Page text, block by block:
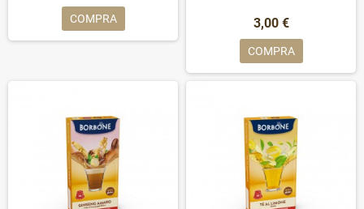
COMPRA 3,00 €
COMPRA